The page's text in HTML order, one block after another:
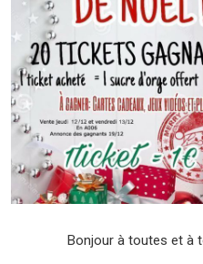
Bonjour à toutes et à